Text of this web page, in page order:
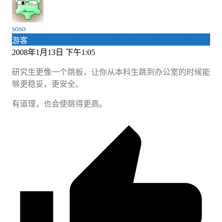
soso
游客
2008年1月13日 下午1:05
研究生更像一个跳板，让你从本科生跳到办公室的时候能
够更稳妥，更安全。
有道理，也会使跳得更高。